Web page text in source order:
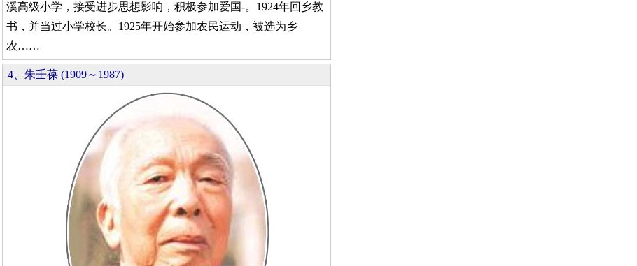
溪高级小学，接受进步思想影响，积极参加爱国-。1924年回乡教
书，并当过小学校长。1925年开始参加农民运动，被选为乡
农……
4、朱壬葆 (1909～1987)